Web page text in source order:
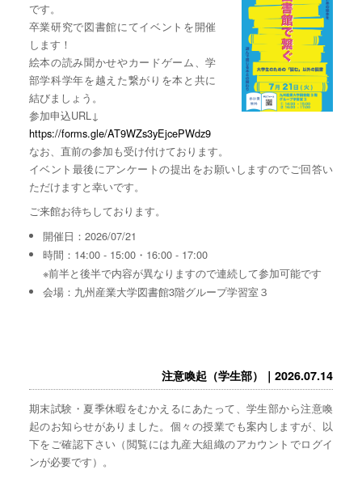
です。
卒業研究で図書館にてイベントを開催
します！
絵本の読み聞かせやカードゲーム、学
部学科学年を越えた繋がりを本と共に
結びましょう。
参加申込URL↓
https://forms.gle/AT9WZs3yEjcePWdz9
なお、直前の参加も受け付けております。
イベント最後にアンケートの提出をお願いしますのでご回答い
ただけますと幸いです。
ご来館お待ちしております。
開催日：2026/07/21
時間：14:00 - 15:00・16:00 - 17:00
※前半と後半で内容が異なりますので連続して参加可能です
会場：九州産業大学図書館3階グループ学習室３
注意喚起（学生部）｜2026.07.14
期末試験・夏季休暇をむかえるにあたって、学生部から注意喚
起のお知らせがありました。個々の授業でも案内しますが、以
下をご確認下さい（閲覧には九産大組織のアカウントでログイ
ンが必要です）。